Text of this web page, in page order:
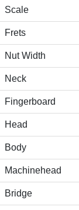
Scale
Frets
Nut Width
Neck
Fingerboard
Head
Body
Machinehead
Bridge